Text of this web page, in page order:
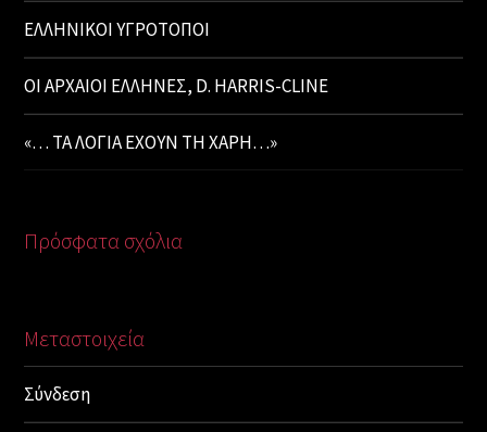
ΕΛΛΗΝΙΚΟΙ ΥΓΡΟΤΟΠΟΙ
ΟΙ ΑΡΧΑΙΟΙ ΕΛΛΗΝΕΣ, D. HARRIS-CLINE
«… ΤΑ ΛΟΓΙΑ ΕΧΟΥΝ ΤΗ ΧΑΡΗ…»
Πρόσφατα σχόλια
Μεταστοιχεία
Σύνδεση